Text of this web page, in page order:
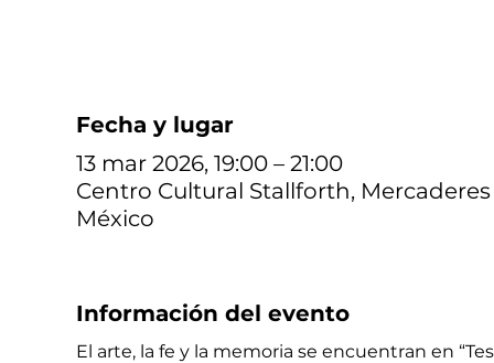
Fecha y lugar
13 mar 2026, 19:00 – 21:00
Centro Cultural Stallforth,
México
Información del evento
El arte, la fe y la memoria se encuentran en